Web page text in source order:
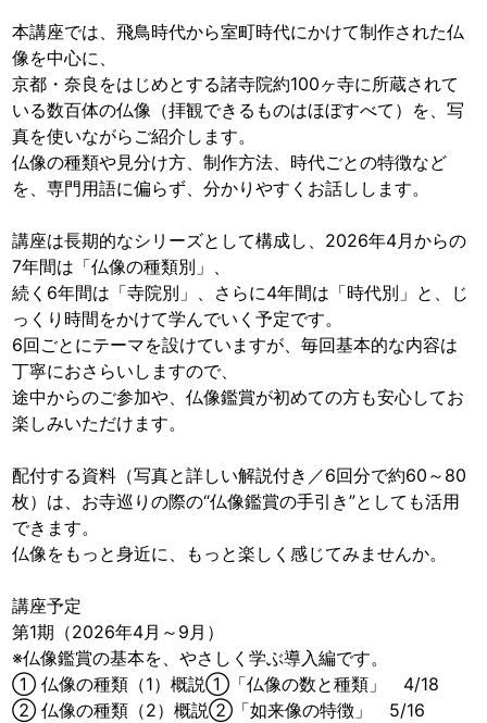
本講座では、飛鳥時代から室町時代にかけて制作された仏
像を中心に、
京都・奈良をはじめとする諸寺院約100ヶ寺に所蔵されて
いる数百体の仏像（拝観できるものはほぼすべて）を、写
真を使いながらご紹介します。
仏像の種類や見分け方、制作方法、時代ごとの特徴など
を、専門用語に偏らず、分かりやすくお話しします。
講座は長期的なシリーズとして構成し、2026年4月からの
7年間は「仏像の種類別」、
続く6年間は「寺院別」、さらに4年間は「時代別」と、じ
っくり時間をかけて学んでいく予定です。
6回ごとにテーマを設けていますが、毎回基本的な内容は
丁寧におさらいしますので、
途中からのご参加や、仏像鑑賞が初めての方も安心してお
楽しみいただけます。
配付する資料（写真と詳しい解説付き／6回分で約60～80
枚）は、お寺巡りの際の“仏像鑑賞の手引き”としても活用
できます。
仏像をもっと身近に、もっと楽しく感じてみませんか。
講座予定
第1期（2026年4月～9月）
※仏像鑑賞の基本を、やさしく学ぶ導入編です。
① 仏像の種類（1）概説①「仏像の数と種類」 4/18
② 仏像の種類（2）概説②「如来像の特徴」 5/16